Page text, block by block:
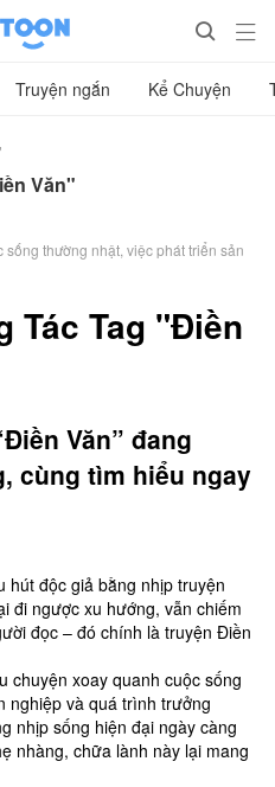
 
Truyện ngắn Kể Chuyện
Văn"
thường nhật, việc phát triển sản
Tác Tag "Điền
Văn” đang
cùng tìm hiểu ngay
hút độc giả bằng nhịp truyện
đi ngược xu hướng, vẫn chiếm
đọc – đó chính là truyện Điền
chuyện xoay quanh cuộc sống
nghiệp và quá trình trưởng
nhịp sống hiện đại ngày càng
nhàng, chữa lành này lại mang